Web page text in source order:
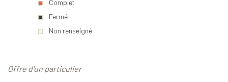
Complet
Fermé
Non renseigné
Offre d'un particulier